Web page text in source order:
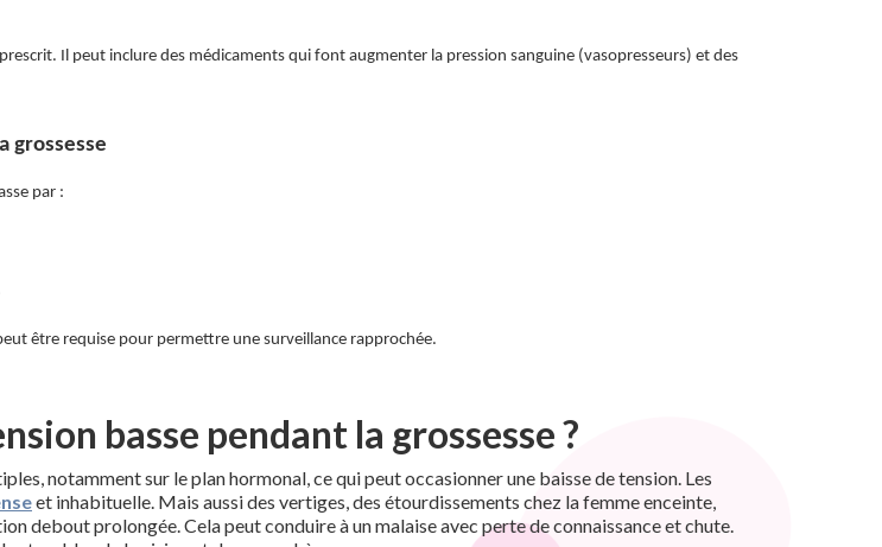
Il peut inclure des médicaments qui font augmenter la pression sanguine (vasopresseurs) et des
grossesse
par :
être requise pour permettre une surveillance rapprochée.
basse pendant la grossesse ?
notamment sur le plan hormonal, ce qui peut occasionner une baisse de tension. Les
et inhabituelle. Mais aussi des vertiges, des étourdissements chez la femme enceinte,
debout prolongée. Cela peut conduire à un malaise avec perte de connaissance et chute.